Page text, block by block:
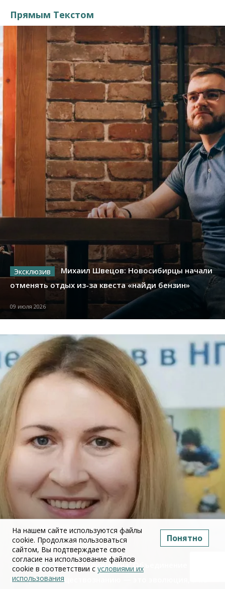
Прямым Текстом
Михаил Швецов: Новосибирцы начали
отменять отдых из-за квеста «найди бензин»
09 июля 2026
Юлия Дружинина: Объединение ЕГЭ по
истории и обществознанию — это эволюция, а не
На нашем сайте используются файлы
cookie. Продолжая пользоваться
сайтом, Вы подтверждаете свое
согласие на использование файлов
cookie в соответствии с условиями их
использования
Понятно